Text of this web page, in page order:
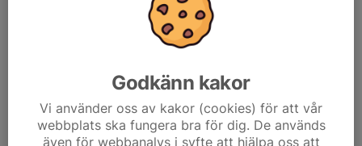
Godkänn kakor
Vi använder oss av kakor (cookies) för att vår
webbplats ska fungera bra för dig. De används
även för webbanalys i syfte att hjälpa oss att